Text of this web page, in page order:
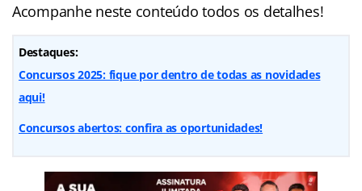
Acompanhe neste conteúdo todos os detalhes!
Destaques:
Concursos 2025: fique por dentro de todas as novidades
aqui!
Concursos abertos: confira as oportunidades!